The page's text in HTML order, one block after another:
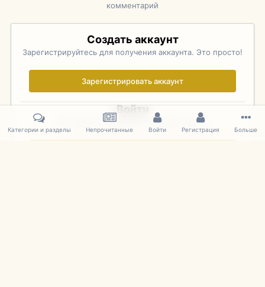
комментарий
Создать аккаунт
Зарегистрируйтесь для получения аккаунта. Это просто!
Зарегистрировать аккаунт
Войти
Уже зарегистрированы? Войдите здесь.
Категории и разделы Непрочитанные Войти Регистрация Больше